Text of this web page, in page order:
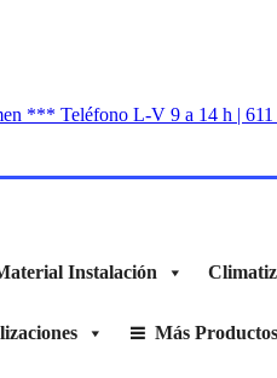
*** Teléfono L-V 9 a 14 h | 611
Instalación
Más Productos